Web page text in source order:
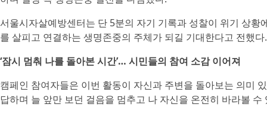
서울시자살예방센터는 단 5분의 자기 기록과 성찰이 위기 상
를 살피고 연결하는 생명존중의 주체가 되길 기대한다고 전했다.
‘잠시 멈춰 나를 돌아본 시간’… 시민들의 참여 소감 이어져
캠페인 참여자들은 이번 활동이 자신과 주변을 돌아보는 의미
답하며 늘 앞만 보던 걸음을 멈추고 나 자신을 온전히 바라볼